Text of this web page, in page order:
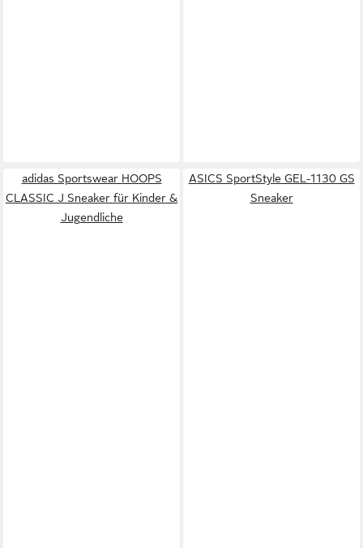
adidas Sportswear HOOPS
CLASSIC J Sneaker für Kinder &
Jugendliche
ASICS SportStyle GEL-1130 GS
Sneaker